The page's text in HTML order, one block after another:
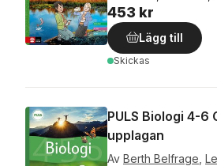
453 kr
Lägg till
Skickas
PULS Biologi 4-6
upplagan
Av Berth Belfrage